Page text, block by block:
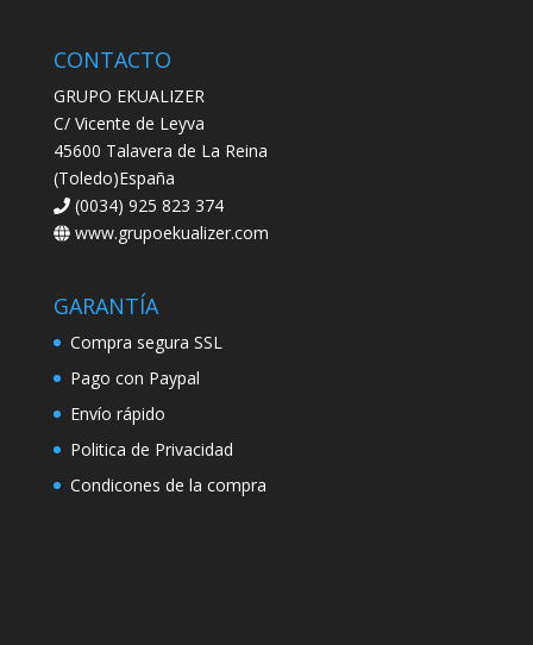
CONTACTO
GRUPO EKUALIZER
C/ Vicente de Leyva
45600 Talavera de La Reina
(Toledo)España
(0034) 925 823 374
www.grupoekualizer.com
GARANTÍA
Compra segura SSL
Pago con Paypal
Envío rápido
Politica de Privacidad
Condicones de la compra